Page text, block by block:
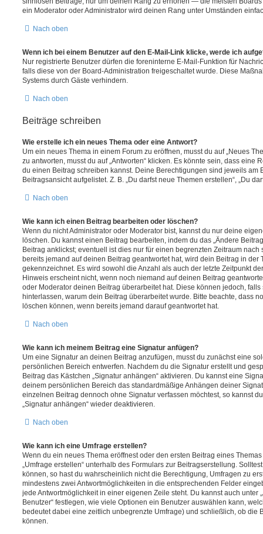
ein Moderator oder Administrator wird deinen Rang unter Umständen
Nach oben
Wenn ich bei einem Benutzer auf den E-Mail-Link klicke, werde ich
Nur registrierte Benutzer dürfen die foreninterne E-Mail-Funktion für
falls diese von der Board-Administration freigeschaltet wurde. Diese
Systems durch Gäste verhindern.
Nach oben
Beiträge schreiben
Wie erstelle ich ein neues Thema oder eine Antwort?
Um ein neues Thema in einem Forum zu eröffnen, musst du auf „Neues
zu antworten, musst du auf „Antworten“ klicken. Es könnte sein, dass eine
du einen Beitrag schreiben kannst. Deine Berechtigungen sind jeweils am
Beitragsansicht aufgelistet. Z. B. „Du darfst neue Themen erstellen“, „Du
Nach oben
Wie kann ich einen Beitrag bearbeiten oder löschen?
Wenn du nicht Administrator oder Moderator bist, kannst du nur deine
löschen. Du kannst einen Beitrag bearbeiten, indem du das „Ändere
Beitrag anklickst; eventuell ist dies nur für einen begrenzten Zeitraum
bereits jemand auf deinen Beitrag geantwortet hat, wird dein Beitrag in der
gekennzeichnet. Es wird sowohl die Anzahl als auch der letzte Zeitpunkt
Hinweis erscheint nicht, wenn noch niemand auf deinen Beitrag
oder Moderator deinen Beitrag überarbeitet hat. Diese können jedoch,
hinterlassen, warum dein Beitrag überarbeitet wurde. Bitte beachte, dass
löschen können, wenn bereits jemand darauf geantwortet hat.
Nach oben
Wie kann ich meinem Beitrag eine Signatur anfügen?
Um eine Signatur an deinen Beitrag anzufügen, musst du zunächst eine
persönlichen Bereich entwerfen. Nachdem du die Signatur erstellt und
Beitrag das Kästchen „Signatur anhängen“ aktivieren. Du kannst eine
deinem persönlichen Bereich das standardmäßige Anhängen deiner
einzelnen Beitrag dennoch ohne Signatur verfassen möchtest, so kannst
„Signatur anhängen“ wieder deaktivieren.
Nach oben
Wie kann ich eine Umfrage erstellen?
Wenn du ein neues Thema eröffnest oder den ersten Beitrag eines
„Umfrage erstellen“ unterhalb des Formulars zur Beitragserstellung.
können, so hast du wahrscheinlich nicht die Berechtigung, Umfragen zu
mindestens zwei Antwortmöglichkeiten in die entsprechenden Felder
jede Antwortmöglichkeit in einer eigenen Zeile steht. Du kannst auch unter
Benutzer“ festlegen, wie viele Optionen ein Benutzer auswählen kann,
bedeutet dabei eine zeitlich unbegrenzte Umfrage) und schließlich, ob die
können.